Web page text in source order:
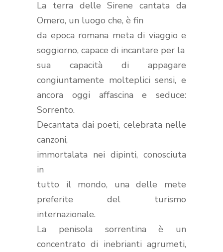
La terra delle Sirene cantata da
Omero, un luogo che, è fin
da epoca romana meta di viaggio e
soggiorno, capace di incantare per la
sua capacità di appagare
congiuntamente molteplici sensi, e
ancora oggi affascina e seduce:
Sorrento.
Decantata dai poeti, celebrata nelle
canzoni,
immortalata nei dipinti, conosciuta
in
tutto il mondo, una delle mete
preferite del turismo
internazionale.
La penisola sorrentina è un
concentrato di inebrianti agrumeti,